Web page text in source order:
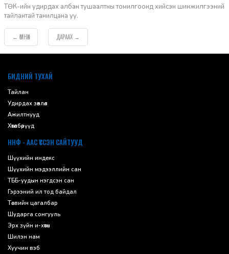
ТӨК-ийн удирдах албан тушаалтны томилгоонд хийсэн шинжилгээний
тайлантай танилцана уу.
← ӨМНӨХ ДАРААХ →
БИДНИЙ ТУХАЙ
Тайлан
Удирдах зөвлөл
Ажилтнууд
Хөтөлбөрүүд
ННФ - ААС ҮҮССЭН САЙТУУД
Шүүхийн индекс
Шүүхийн мэдээллийн сан
ТББ-уудын нэгдсэн сан
Гэрээний ил тод байдал
Төсвийн цагалбар
Шударга сонгууль
Эрх зүйн и-хөтөч
Шилэн нам
Хуучин вэб